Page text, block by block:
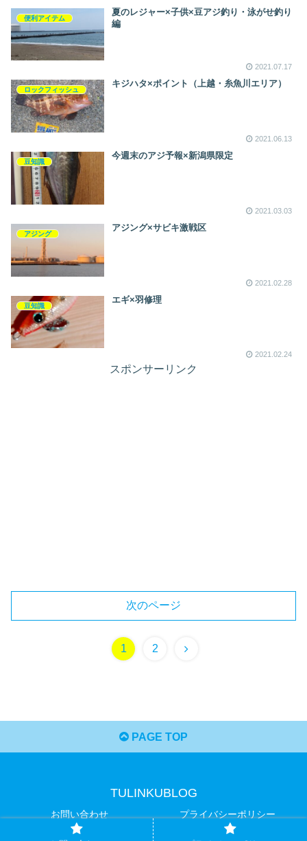
便利アイテム
夏のレジャー×子供×豆アジ釣り・泳がせ釣り
編
2021.07.17
ロックフィッシュ
キジハタ×ポイント（上越・糸魚川エリア）
2021.06.13
豆知識
今週末のアジ予報×新潟県限定
2021.03.03
アジング
アジング×サビキ激戦区
2021.02.28
豆知識
エギ×羽修理
2021.02.24
スポンサーリンク
次のページ
1 2
PAGE TOP
TULINKUBLOG
お問い合わせ プライバシーポリシー
© 2020 TULINKUBLOG.